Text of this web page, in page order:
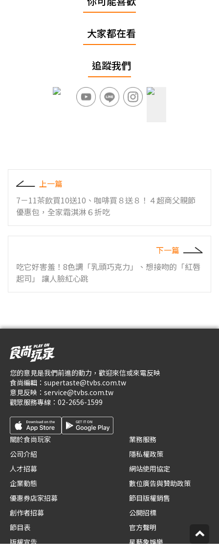
大家都在看
追蹤我們
上一篇
7－11茶飲買10送10、咖啡買８送８！４超商父親節
優惠包，全家霜淇淋６折吃
下一篇
吃它好害羞！8色調「乳頭巧克力」、想接吻的「紅唇
起司」 讓人臉紅心跳
您的意見是我們前進的動力，歡迎來信或來電反映
食尚編輯： supertaste@tvbs.com.tw
意見反映： service@tvbs.com.tw
觀眾服務專線： 02-2656-1599
關於食尚玩家
公司介紹
人才招募
企業動態
優惠券店家招募
創作者招募
節目表
版權宣告
業務服務
隱私權政策
網站使用協定
數位廣告與贊助政策
節目版權銷售
公開招標
官方聲明
星藝象娛樂